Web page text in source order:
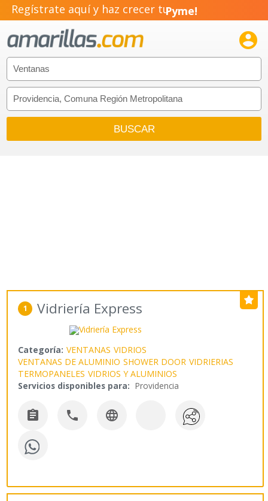
Regístrate aquí y haz crecer tuPyme!
Emprendimiento!

1 Vidriería Express
Categoría: VENTANAS VIDRIOS
VENTANAS DE ALUMINIO SHOWER DOOR VIDRIERIAS
TERMOPANELES VIDRIOS Y ALUMINIOS
Servicios disponibles para: Providencia
  